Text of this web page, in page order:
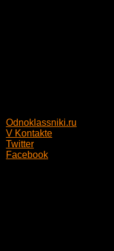
Odnoklassniki.ru
V Kontakte
Twitter
Facebook